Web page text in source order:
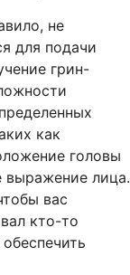
не
для подачи
грин-
как
головы
выражение лица.
вас
кто-то